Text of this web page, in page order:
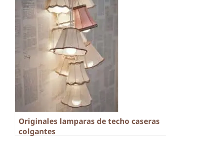
Originales lamparas de techo caseras
colgantes